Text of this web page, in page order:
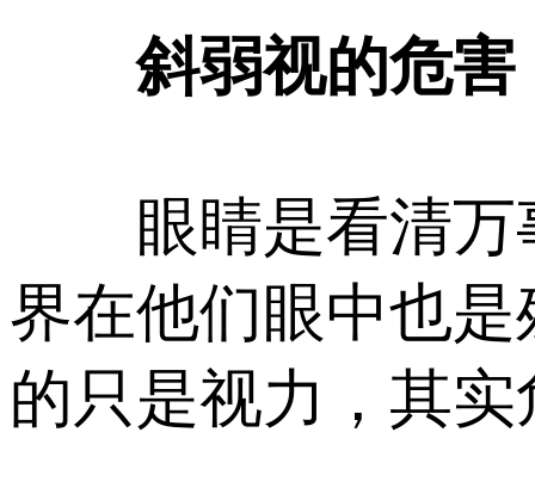
斜弱视的危害
眼睛是看清万
界在他们眼中也
的只是视力，其